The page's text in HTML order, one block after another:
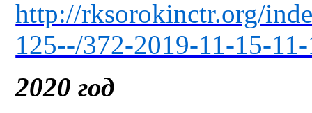
http://rksorokinctr.org/
125--/372-2019-11-15-
2020 год